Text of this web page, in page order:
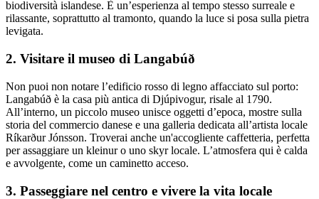
biodiversità islandese. È un’esperienza al tempo stesso surreale e
rilassante, soprattutto al tramonto, quando la luce si posa sulla pietra
levigata.
2. Visitare il museo di Langabúð
Non puoi non notare l’edificio rosso di legno affacciato sul porto:
Langabúð è la casa più antica di Djúpivogur, risale al 1790.
All’interno, un piccolo museo unisce oggetti d’epoca, mostre sulla
storia del commercio danese e una galleria dedicata all’artista locale
Ríkarður Jónsson. Troverai anche un'accogliente caffetteria, perfetta
per assaggiare un kleinur o uno skyr locale. L’atmosfera qui è calda
e avvolgente, come un caminetto acceso.
3. Passeggiare nel centro e vivere la vita locale